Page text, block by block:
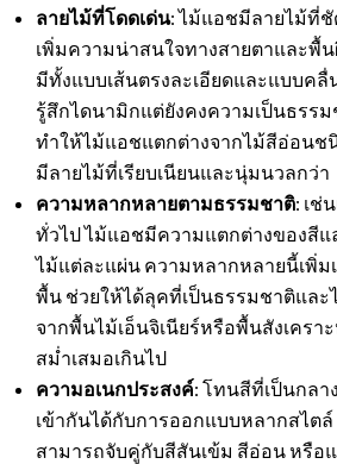
ลายไม้ที่โดดเด่น: ไม้แอชมีลายไม้ที่ชั
เพิ่มความน่าสนใจทางสายตาและพื้
มีทั้งแบบเส้นตรงละเอียดและแบบคลื่
รู้สึกไดนามิกแต่ยังคงความเป็นธรร
ทำให้ไม้แอชแตกต่างจากไม้สีอ่อนชนิ
มีลายไม้ที่เรียบเนียนและนุ่มนวลกว่า
ความหลากหลายตามธรรมชาติ: เช่
ทั่วไป ไม้แอชมีความแตกต่างของสีแ
ไม้แต่ละแผ่น ความหลากหลายนี้เพิ่
พื้น ช่วยให้ได้ลุคที่เป็นธรรมชาติและ
จากพื้นไม้เอ็นจิเนียร์หรือพื้นสังเครา
สม่ำเสมอเกินไป
ความอเนกประสงค์: โทนสีที่เป็นกล
เข้ากันได้กับการออกแบบหลากสไต
สามารถจับคู่กับสีสันเข้ม สีอ่อน หรือ